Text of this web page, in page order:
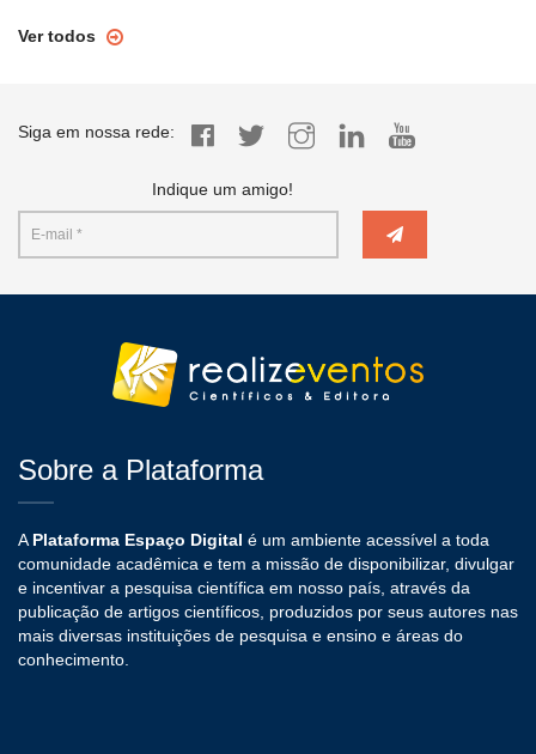
Ver todos
Siga em nossa rede:
Indique um amigo!
Sobre a Plataforma
A Plataforma Espaço Digital é um ambiente acessível a toda
comunidade acadêmica e tem a missão de disponibilizar, divulgar
e incentivar a pesquisa científica em nosso país, através da
publicação de artigos científicos, produzidos por seus autores nas
mais diversas instituições de pesquisa e ensino e áreas do
conhecimento.